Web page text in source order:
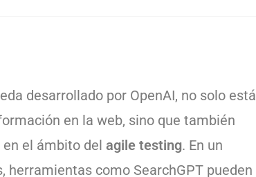
desarrollado por OpenAI, no solo está
en la web, sino que también
el ámbito del agile testing. En un
herramientas como SearchGPT pueden